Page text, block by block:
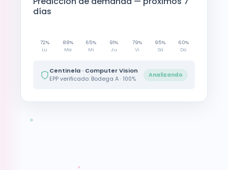
días
72%
Lu
88%
Ma
65%
Mi
91%
Ju
79%
Vi
95%
Sá
60%
Do
Centinela · Computer Vision
EPP verificado: Bodega A · 100%
Analizando